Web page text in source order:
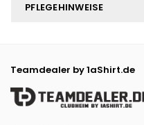
PFLEGEHINWEISE
Teamdealer by 1aShirt.de